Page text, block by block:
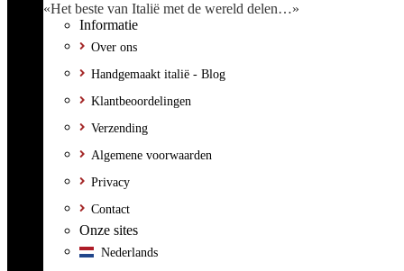
«Het beste van Italië met de wereld delen…»
Informatie
Over ons
Handgemaakt italië - Blog
Klantbeoordelingen
Verzending
Algemene voorwaarden
Privacy
Contact
Onze sites
Nederlands